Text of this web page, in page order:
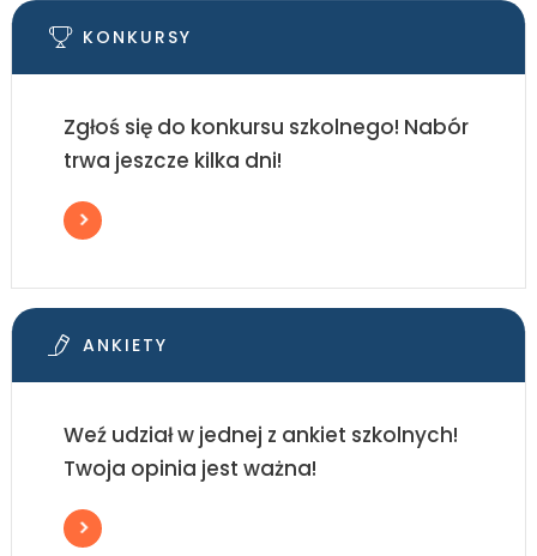
KONKURSY
Zgłoś się do konkursu szkolnego! Nabór
trwa jeszcze kilka dni!
ANKIETY
Weź udział w jednej z ankiet szkolnych!
Twoja opinia jest ważna!